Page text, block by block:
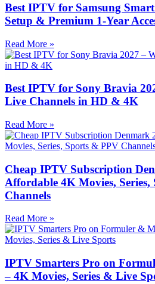
Best IPTV for Samsung
Setup & Premium 1-Year
Read More »
Best IPTV for Sony Bravia
Live Channels in HD & 4K
Read More »
Cheap IPTV Subscription
Affordable 4K Movies,
Channels
Read More »
IPTV Smarters Pro on
– 4K Movies, Series & Live